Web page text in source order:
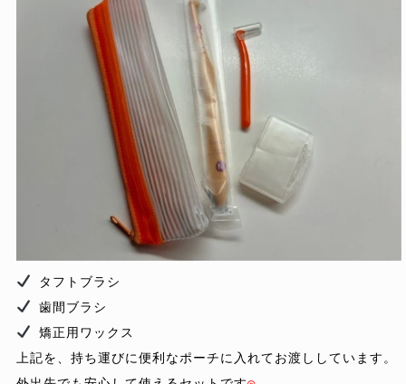
矯正用ワックス
上記を、持ち運びに便利なポーチに入れてお渡ししています。